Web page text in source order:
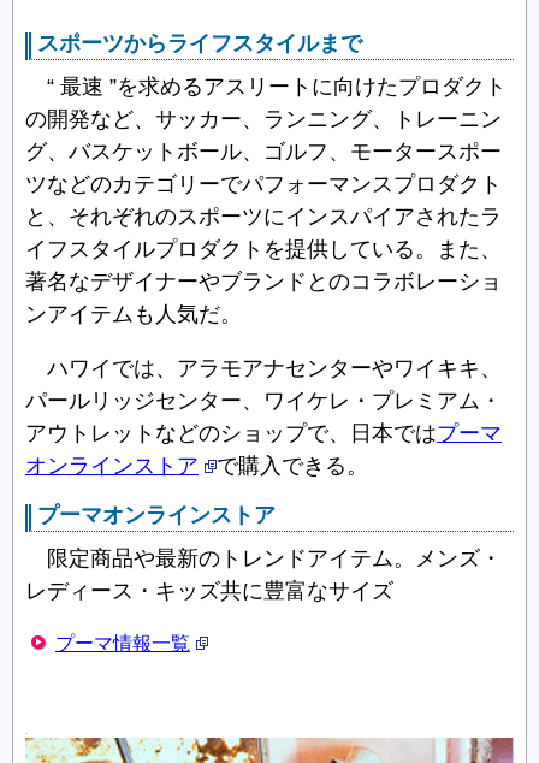
スポーツからライフスタイルまで
“ 最速 ”を求めるアスリートに向けたプロダクト
の開発など、サッカー、ランニング、トレーニン
グ、バスケットボール、ゴルフ、モータースポー
ツなどのカテゴリーでパフォーマンスプロダクト
と、それぞれのスポーツにインスパイアされたラ
イフスタイルプロダクトを提供している。また、
著名なデザイナーやブランドとのコラボレーショ
ンアイテムも人気だ。
ハワイでは、アラモアナセンターやワイキキ、
パールリッジセンター、ワイケレ・プレミアム・
アウトレットなどのショップで、日本ではプーマ
オンラインストア
で購入できる。
プーマオンラインストア
限定商品や最新のトレンドアイテム。メンズ・
レディース・キッズ共に豊富なサイズ
プーマ情報一覧